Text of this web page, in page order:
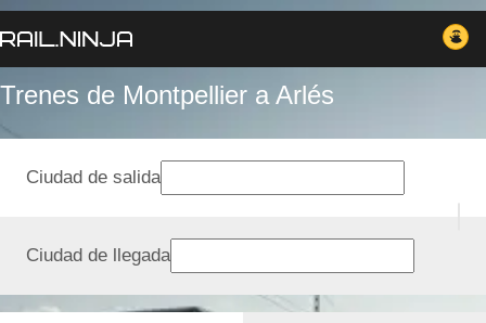
Trenes de Montpellier a Arlés
Ciudad de salida
Ciudad de llegada